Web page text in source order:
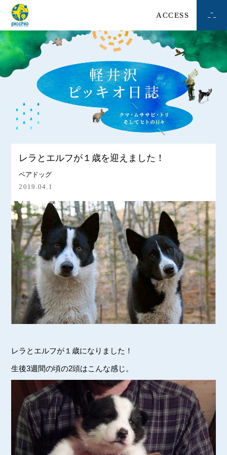
ACCESS
レラとエルフが１歳を迎えました！
ベアドッグ
2019.04.1
レラとエルフが１歳になりました！
生後3週間の頃の2頭はこんな感じ。